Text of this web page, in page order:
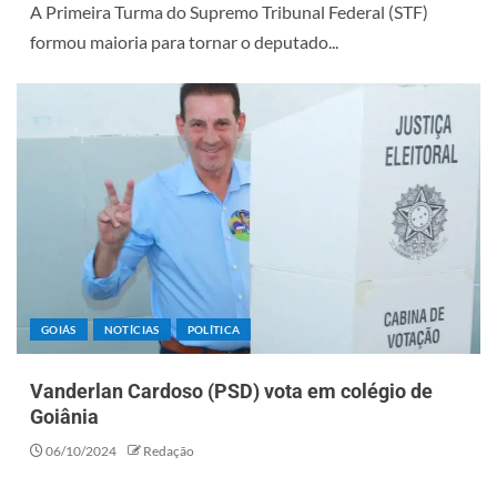
A Primeira Turma do Supremo Tribunal Federal (STF)
formou maioria para tornar o deputado...
GOIÁS NOTÍCIAS POLÍTICA
Vanderlan Cardoso (PSD) vota em colégio de
Goiânia
06/10/2024 Redação